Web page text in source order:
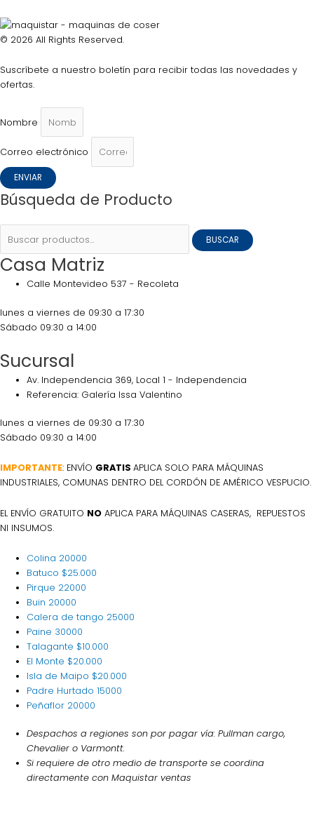
© 2026 All Rights Reserved.
Suscríbete a nuestro boletín para recibir todas las novedades y
ofertas.
Nombre
Correo electrónico
ENVIAR
Búsqueda de Producto
BUSCAR
Casa Matriz
Calle Montevideo 537 - Recoleta
lunes a viernes de 09:30 a 17:30
Sábado 09:30 a 14:00
Sucursal
Av. Independencia 369, Local 1 - Independencia
Referencia: Galería Issa Valentino
lunes a viernes de 09:30 a 17:30
Sábado 09:30 a 14:00
IMPORTANTE: ENVÍO GRATIS APLICA SOLO PARA MÁQUINAS
INDUSTRIALES, COMUNAS DENTRO DEL CORDÓN DE AMÉRICO VESPUCIO.
EL ENVÍO GRATUITO NO APLICA PARA MÁQUINAS CASERAS, REPUESTOS
NI INSUMOS.
Colina 20000
Batuco $25.000
Pirque 22000
Buin 20000
Calera de tango 25000
Paine 30000
Talagante $10.000
El Monte $20.000
Isla de Maipo $20.000
Padre Hurtado15000
Peñaflor 20000
Despachos a regiones son por pagar vía: Pullman cargo,
Chevalier o Varmontt.
Si requiere de otro medio de transporte se coordina
directamente con Maquistar ventas